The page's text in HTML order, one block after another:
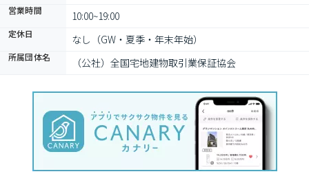
営業時間 10:00~19:00
定休日 なし（GW・夏季・年末年始）
所属団体名 （公社）全国宅地建物取引業保証協会